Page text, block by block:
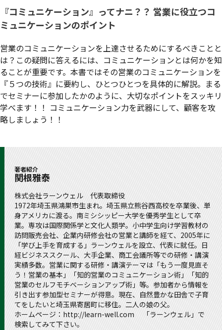
『コミュニケーション』ってナニ？？ 営業に役立つコ
ミュニケーションのポイント
営業のコミュニケーションを上達させるためにするべきことと
は？この疑問に答えるには、コミュニケーションとは何かを知
ることが重要です。本書ではその営業のコミュニケーションを
『５つの技術』に要約し、ひとつひとつを具体的に解説。まる
でセミナーに参加したかのように、大切なポイントをスッキリ
学べます！！ コミュニケーション力を武器にして、顧客を攻
略しましょう！！
著者紹介
関根雅泰
株式会社ラーンウェル 代表取締役
1972年埼玉県鴻巣市生まれ。埼玉県立熊谷西高校を卒業後、単
身アメリカに渡る。南ミシシッピー大学を優秀学生として卒
業。専攻は国際関係学と文化人類学。小中学生向け学習教材の
訪問販売会社、企業内研修会社の営業と講師を経て、2005年に
「学び上手を育成する」ラーンウェルを設立、代表に就任。日
経ビジネススクール、大手企業、商工会議所等での研修・講演
実績多数。営業に関する研修・講演テーマは「もう一度見直そ
う！営業の基本」「知的営業のコミュニケーション術」「知的
営業のセルフモチベーションアップ術」等。参加者から情報を
引き出す参加型セミナーが得意。現在、自然豊かな田舎で子育
てをしたいと埼玉県寄居町に移住。二人の娘の父。
ホームページ： http://learn-well.com 「ラーンウェル」で
検索してみて下さい。